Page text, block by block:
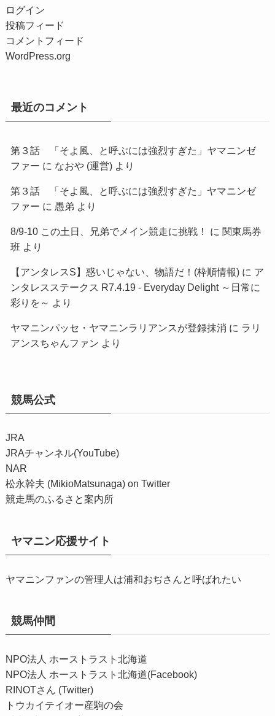
ログイン
投稿フィード
コメントフィード
WordPress.org
最近のコメント
第３話 「そよ風、と呼ぶには強烈すぎた」ヤマニンゼ
ファー に なおや (運営)より
第３話 「そよ風、と呼ぶには強烈すぎた」ヤマニンゼ
ファー に 愚弟 より
8/9-10 この土日、兄弟でメイン競走に挑戦！ に 関東馬券
班 より
【アンタレスS】惑いじゃない、物語だ！(枠順情報)に ア
ンタレスステークス R7.4.19 - Everyday Delight ～日常に
彩りを～ より
ヤマニンパッセ・ヤマニンラリアンスが登録抹消 に ラリ
アンスちゃんファン より
競馬公式
JRA
JRAチャンネル(YouTube)
NAR
松永幹夫 (MikioMatsunaga) on Twitter
競走馬のふるさと案内所
ヤマニン応援サイト
ヤマニンファンの管理人は浦和おぢさんと呼ばれたい
競馬仲間
NPO法人 ホーストラスト北海道
NPO法人 ホーストラスト北海道(Facebook)
RINOTさん (Twitter)
トウカイテイオー産駒の会